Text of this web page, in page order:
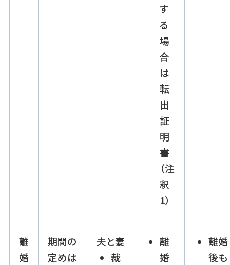
す
る
場
合
は
転
出
証
明
書
（注
釈
1）
離
婚
期間の
定めは
夫と妻
裁
離
婚
離婚
後も